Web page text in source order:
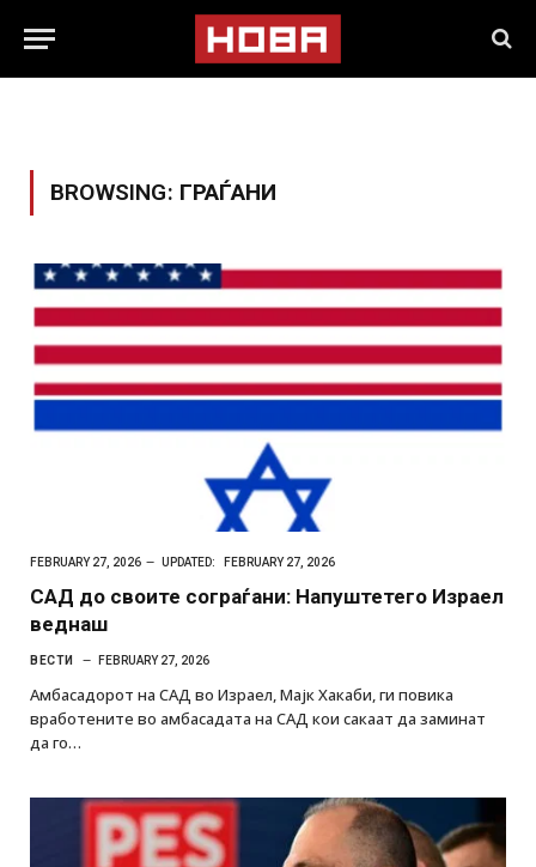
BROWSING: ГРАЃАНИ
FEBRUARY 27, 2026 UPDATED: FEBRUARY 27, 2026
САД до своите сограѓани: Напуштетего Израел
веднаш
ВЕСТИ FEBRUARY 27, 2026
Амбасадорот на САД во Израел, Мајк Хакаби, ги повика
вработените во амбасадата на САД кои сакаат да заминат
да го…